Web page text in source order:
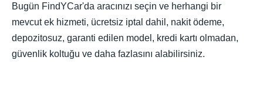
Bugün FindYCar'da aracınızı seçin ve herhangi bir
mevcut ek hizmeti, ücretsiz iptal dahil, nakit ödeme,
depozitosuz, garanti edilen model, kredi kartı olmadan,
güvenlik koltuğu ve daha fazlasını alabilirsiniz.